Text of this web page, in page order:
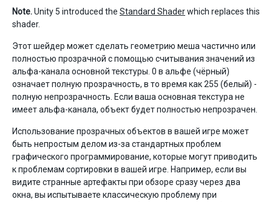
Note.Unity 5 introduced the Standard Shaderwhich replaces this
shader.
Этот шейдер может сделать геометрию меша частично или
полностью прозрачной с помощью считывания значений из
альфа-канала основной текстуры. 0 в альфе (чёрный)
означает полную прозрачность, в то время как 255 (белый) -
полную непрозрачность. Если ваша основная текстура не
имеет альфа-канала, объект будет полностью непрозрачен.
Использование прозрачных объектов в вашей игре может
быть непростым делом из-за стандартных проблем
графического программирование, которые могут приводить
к проблемам сортировки в вашей игре. Например, если вы
видите странные артефакты при обзоре сразу через два
окна, вы испытываете классическую проблему при